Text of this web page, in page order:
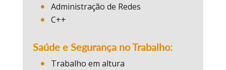
Administração de Redes
C++
Saúde e Segurança no Trabalho:
Trabalho em altura